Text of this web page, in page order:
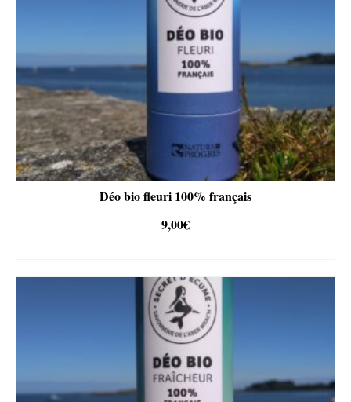
Les
options
peuvent
être
choisies
sur
page
du
produit
Déo bio fleuri 100% français
9,00€